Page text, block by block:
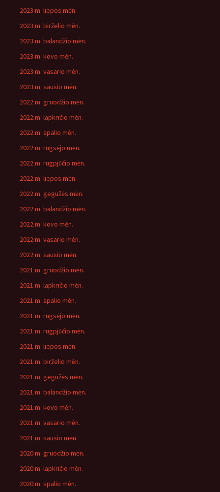
2023 m. liepos mėn.
2023 m. birželio mėn.
2023 m. balandžio mėn.
2023 m. kovo mėn.
2023 m. vasario mėn.
2023 m. sausio mėn.
2022 m. gruodžio mėn.
2022 m. lapkričio mėn.
2022 m. spalio mėn.
2022 m. rugsėjo mėn.
2022 m. rugpjūčio mėn.
2022 m. liepos mėn.
2022 m. gegužės mėn.
2022 m. balandžio mėn.
2022 m. kovo mėn.
2022 m. vasario mėn.
2022 m. sausio mėn.
2021 m. gruodžio mėn.
2021 m. lapkričio mėn.
2021 m. spalio mėn.
2021 m. rugsėjo mėn.
2021 m. rugpjūčio mėn.
2021 m. liepos mėn.
2021 m. birželio mėn.
2021 m. gegužės mėn.
2021 m. balandžio mėn.
2021 m. kovo mėn.
2021 m. vasario mėn.
2021 m. sausio mėn.
2020 m. gruodžio mėn.
2020 m. lapkričio mėn.
2020 m. spalio mėn.